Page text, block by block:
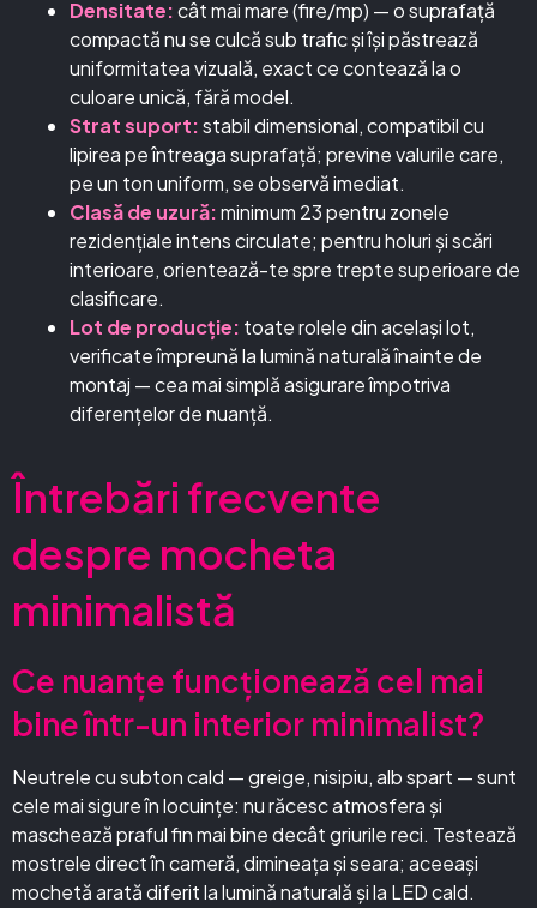
Densitate:cât mai mare (fire/mp) — o suprafață
compactă nu se culcă sub trafic și își păstrează
uniformitatea vizuală, exact ce contează la o
culoare unică, fără model.
Strat suport:stabil dimensional, compatibil cu
lipirea pe întreaga suprafață; previne valurile care,
pe un ton uniform, se observă imediat.
Clasă de uzură:minimum 23 pentru zonele
rezidențiale intens circulate; pentru holuri și scări
interioare, orientează-te spre trepte superioare de
clasificare.
Lot de producție: toate rolele din același lot,
verificate împreună la lumină naturală înainte de
montaj — cea mai simplă asigurare împotriva
diferențelor de nuanță.
Întrebări frecvente
despre mocheta
minimalistă
Ce nuanțe funcționează cel mai
bine într-un interior minimalist?
Neutrele cu subton cald — greige, nisipiu, alb spart — sunt
cele mai sigure în locuințe: nu răcesc atmosfera și
maschează praful fin mai bine decât griurile reci. Testează
mostrele direct în cameră, dimineața și seara; aceeași
mochetă arată diferit la lumină naturală și la LED cald.